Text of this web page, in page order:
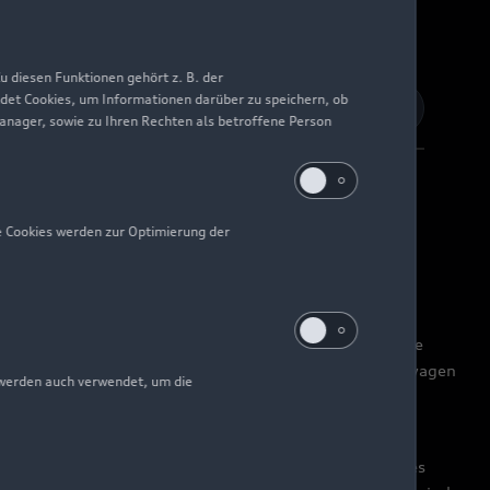
diesen Funktionen gehört z. B. der
Cookies, um Informationen darüber zu speichern, ob
sowie zu Ihren Rechten als betroffene Person
werden zur Optimierung der
auch verwendet, um die
„Volkswagen Financial Services“ verschiedene
GmbH), Versicherungsleistungen (durch Volkswagen
werden Versicherungsprodukte anderer Anbieter
ist der Anteil der zertifizierten Verkäufer dieses